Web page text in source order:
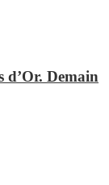
d’Or. Demain